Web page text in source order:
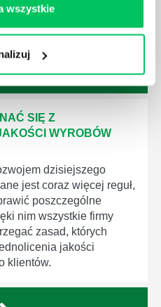
wszystkieNa te pytania
SIĘ Z
WYROBÓW
dzisiejszego
jest coraz więcej reguł,
poszczególne
nim wszystkie firmy
zasad, których
jakości
klientów.